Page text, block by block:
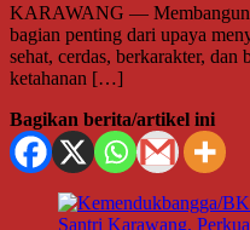
KARAWANG — Membangun
bagian penting dari upaya
sehat, cerdas, berkarakter, dan
ketahanan […]
Bagikan berita/artikel ini